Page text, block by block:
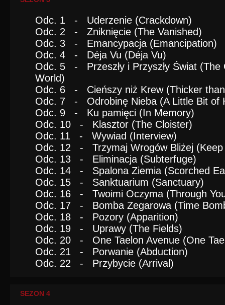
Odc. 1 - Uderzenie (Crackdown)
Odc. 2 - Zniknięcie (The Vanished)
Odc. 3 - Emancypacja (Emancipation)
Odc. 4 - Déja Vu (Déja Vu)
Odc. 5 - Przeszły i Przyszły Świat (The
World)
Odc. 6 - Cieńszy niż Krew (Thicker
Odc. 7 - Odrobinę Nieba (A Little Bit of
Odc. 9 - Ku pamięci (In Memory)
Odc. 10 - Klasztor (The Cloister)
Odc. 11 - Wywiad (Interview)
Odc. 12 - Trzymaj Wrogów Bliżej (Keep
Odc. 13 - Eliminacja (Subterfuge)
Odc. 14 - Spalona Ziemia (Scorched
Odc. 15 - Sanktuarium (Sanctuary)
Odc. 16 - Twoimi Oczyma (Through
Odc. 17 - Bomba Zegarowa (Time
Odc. 18 - Pozory (Apparition)
Odc. 19 - Uprawy (The Fields)
Odc. 20 - One Taelon Avenue (One
Odc. 21 - Porwanie (Abduction)
Odc. 22 - Przybycie (Arrival)
SEZON 4